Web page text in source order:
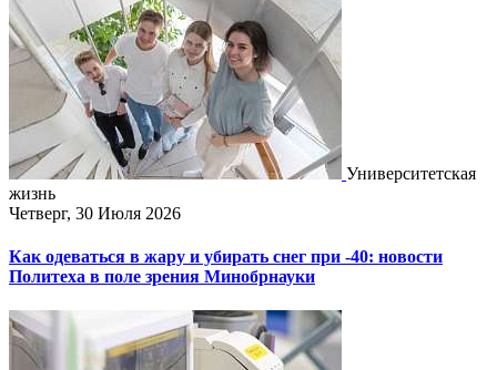
Университетская
жизнь
Четверг, 30 Июля 2026
Как одеваться в жару и убирать снег при -40: новости
Политеха в поле зрения Минобрнауки